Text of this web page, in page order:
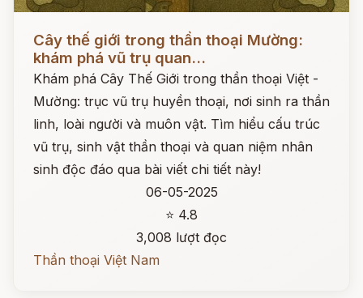
Cây thế giới trong thần thoại Mường:
khám phá vũ trụ quan...
Khám phá Cây Thế Giới trong thần thoại Việt -
Mường: trục vũ trụ huyền thoại, nơi sinh ra thần
linh, loài người và muôn vật. Tìm hiểu cấu trúc
vũ trụ, sinh vật thần thoại và quan niệm nhân
sinh độc đáo qua bài viết chi tiết này!
06-05-2025
⭐ 4.8
3,008 lượt đọc
Thần thoại Việt Nam